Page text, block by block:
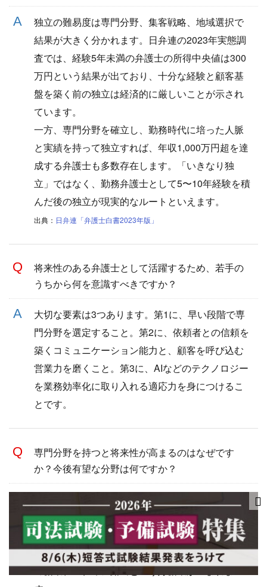
独立の難易度は専門分野、集客戦略、地域選択で
結果が大きく分かれます。日弁連の2023年実態調
査では、経験5年未満の弁護士の所得中央値は300
万円という結果が出ており、十分な経験と顧客基
盤を築く前の独立は経済的に厳しいことが示され
ています。
一方、専門分野を確立し、勤務時代に培った人脈
と実績を持って独立すれば、年収1,000万円超を達
成する弁護士も多数存在します。「いきなり独
立」ではなく、勤務弁護士として5〜10年経験を積
んだ後の独立が現実的なルートといえます。
出典： 日弁連「弁護士白書2023年版」
将来性のある弁護士として活躍するため、若手の
うちから何を意識すべきですか？
大切な要素は3つあります。第1に、早い段階で専
門分野を選定すること。第2に、依頼者との信頼を
築くコミュニケーション能力と、顧客を呼び込む
営業力を磨くこと。第3に、AIなどのテクノロジー
を業務効率化に取り入れる適応力を身につけるこ
とです。
専門分野を持つと将来性が高まるのはなぜです
か？今後有望な分野は何ですか？
弁護士数の増加で一般民事は供給過剰となり、
「離婚といえばこの先生」「労働問題ならこの事
務所」と指名される専門性が、競争を抜け出す手
段になっています。専門化により単価上昇、紹介
の循環、メディア露出という好循環が生まれま